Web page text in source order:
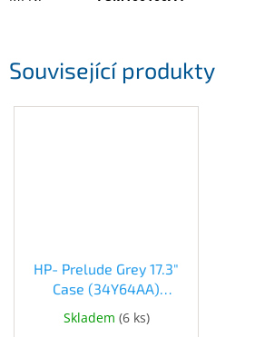
systémy
MILESIGHT
Související produkty
HP- Prelude Grey 17.3"
Case (34Y64AA)
(34Y64AA)
Skladem (6 ks)